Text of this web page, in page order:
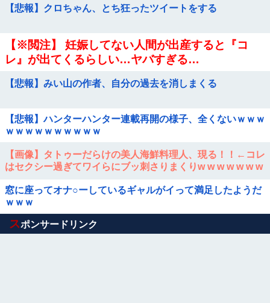
【悲報】クロちゃん、とち狂ったツイートをする
【※閲注】 妊娠してない人間が出産すると『コ
レ』が出てくるらしい…ヤバすぎる…
【悲報】みい山の作者、自分の過去を消しまくる
【悲報】ハンターハンター連載再開の様子、全くないｗｗｗ
ｗｗｗｗｗｗｗｗｗｗ
【画像】タトゥーだらけの美人海鮮料理人、現る！！←コレ
はセクシー過ぎてワイらにブッ刺さりまくりw w w w w w w
窓に座ってオナ○ーしているギャルがイって満足したようだ
ｗｗｗ
Powered by livedoor 相互RSS
スポンサードリンク